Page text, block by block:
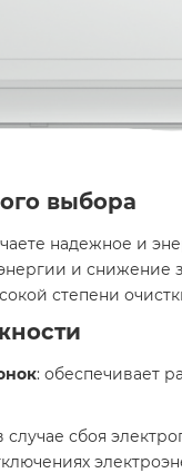
выбора
надежное и
и снижение
степени
: обеспечивает
случае сбоя